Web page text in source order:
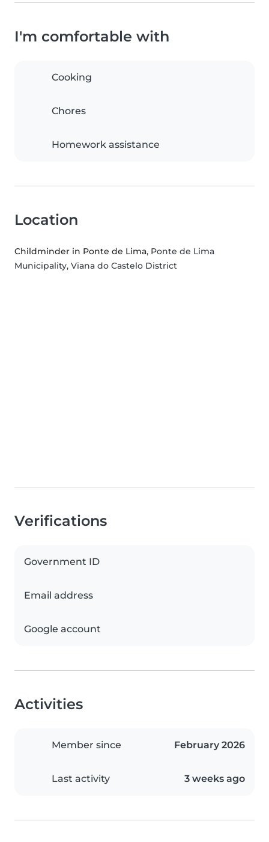
I'm comfortable with
Cooking
Chores
Homework assistance
Location
Childminder in Ponte de Lima, Ponte de Lima
Municipality, Viana do Castelo District
Verifications
Government ID
Email address
Google account
Activities
Member since February 2026
Last activity 3 weeks ago